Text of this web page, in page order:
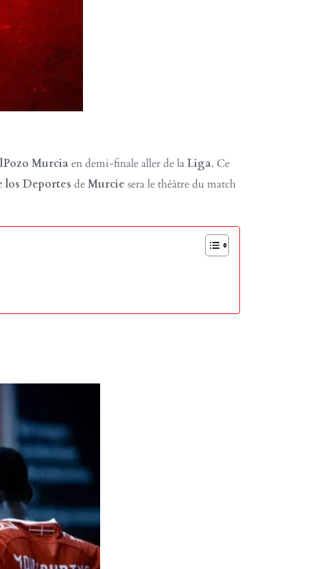
Murciaen demi-finale aller de laLiga. Ce
los Deportes deMurcie sera le théâtre du match